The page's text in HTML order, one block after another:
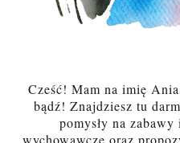
Cześć! Mam na imię
bądź! Znajdziesz tu
pomysły na
wychowawcze oraz